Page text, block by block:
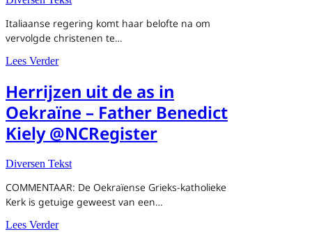
Italiaanse regering komt haar belofte na om
vervolgde christenen te…
Lees Verderabout Italiaanse regering komt haar belofte na om
Herrijzen uit de as in
Oekraïne – Father Benedict
Kiely @NCRegister
Diversen Tekst
COMMENTAAR: De Oekraïense Grieks-katholieke
Kerk is getuige geweest van een…
Lees Verderabout Herrijzen uit de as in Oekraïne – Father Benedict